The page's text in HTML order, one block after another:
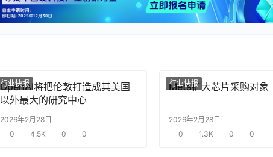
行业快报
OpenAI将把伦敦打造成其美国
以外最大的研究中心
2026年2月28日
0
4.5K 0 0
行业快报
Meta扩大芯片采购对象
2026年2月28日
0
1.3K 0 0